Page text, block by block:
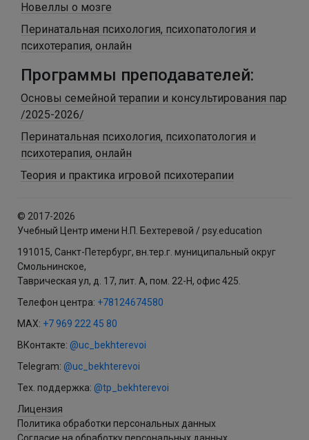
Новеллы о мозге
Перинатальная психология, психопатология и
психотерапия, онлайн
Программы преподавателей:
Основы семейной терапии и консультирования пар
/2025-2026/
Перинатальная психология, психопатология и
психотерапия, онлайн
Теория и практика игровой психотерапии
© 2017-2026
Учебный Центр имени Н.П. Бехтеревой / psy.education
191015, Санкт-Петербург, вн.тер.г. муниципальный округ
Смольнинское,
Таврическая ул, д. 17, лит. А, пом. 22-Н, офис 425.
Телефон центра: +78124674580
MAX: +7 969 222 45 80
ВКонтакте: @uc_bekhterevoi
Telegram: @uc_bekhterevoi
Тех. поддержка: @tp_bekhterevoi
Лицензия
Политика обработки персональных данных